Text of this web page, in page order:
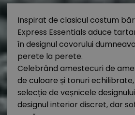
Inspirat de clasicul costum
Express Essentials aduce
în designul covorului
perete la perete.
Celebrând amestecuri de
de culoare și tonuri
selecție de veșnicele
designul interior discret, dar